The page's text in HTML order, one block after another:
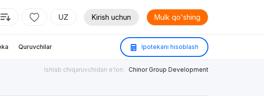
UZ Kirish uchun Mulk qo'shing
Quruvchilar Ipotekani hisoblash
Ishlab chiqaruvchidan e'lon: Chinor Group Development